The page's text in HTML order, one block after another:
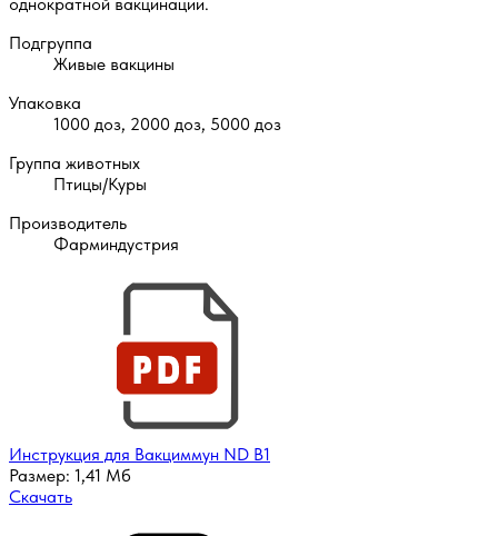
Подгруппа
Живые вакцины
Упаковка
1000 доз, 2000 доз, 5000 доз
Группа животных
Птицы/Куры
Производитель
Фарминдустрия
Инструкция для Вакциммун ND B1
Размер: 1,41 Мб
Скачать